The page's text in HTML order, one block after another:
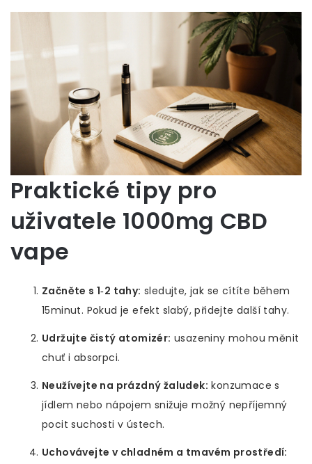
Praktické tipy pro
uživatele 1000mg CBD
vape
Začněte s 1‑2 tahy: sledujte, jak se cítíte během
15minut. Pokud je efekt slabý, přidejte další tahy.
Udržujte čistý atomizér: usazeniny mohou měnit
chuť i absorpci.
Neužívejte na prázdný žaludek: konzumace s
jídlem nebo nápojem snižuje možný nepříjemný
pocit suchosti v ústech.
Uchovávejte v chladném a tmavém prostředí: